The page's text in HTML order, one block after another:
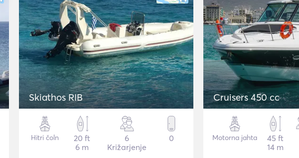
Skiathos RIB
Hitri čoln
20 ft
6 m
6
Križarjenje
0
Cruisers 450 cc
Motorna jahta
45 ft
14 m